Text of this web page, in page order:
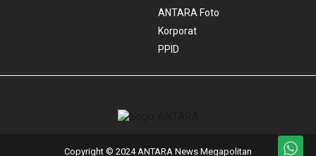
ANTARA Foto
Korporat
PPID
Copyright © 2024 ANTARA News Megapolitan